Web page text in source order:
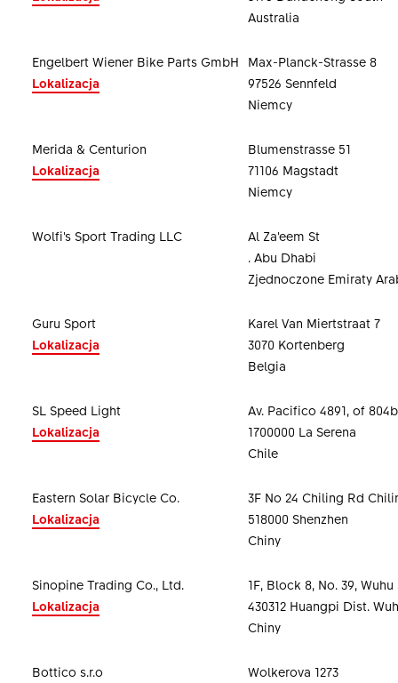
Australia
Engelbert Wiener Bike Parts GmbH
Lokalizacja
Max-Planck-Strasse 8
97526 Sennfeld
Niemcy
Merida & Centurion
Lokalizacja
Blumenstrasse 51
71106 Magstadt
Niemcy
Wolfi’s Sport Trading LLC
Al Za’eem St
. Abu Dhabi
Zjednoczone Emiraty
Guru Sport
Lokalizacja
Karel Van Miertstraat 7
3070 Kortenberg
Belgia
SL Speed Light
Lokalizacja
Av. Pacifico 4891, of 804b
1700000 La Serena
Chile
Eastern Solar Bicycle Co.
Lokalizacja
3F No 24 Chiling Rd
518000 Shenzhen
Chiny
Sinopine Trading Co., Ltd.
Lokalizacja
1F, Block 8, No. 39,
430312 Huangpi Dist.
Chiny
Bottico s.r.o
Wolkerova 1273